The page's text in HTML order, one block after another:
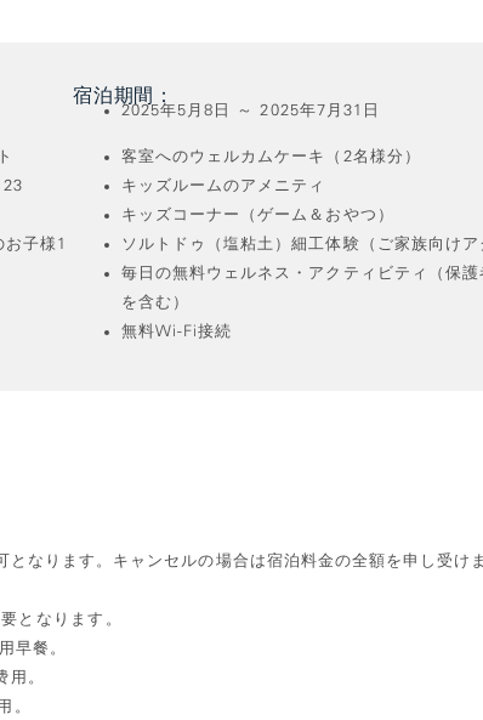
宿泊期間：
2025年5月8日 ～ 2025年7月31日
子様1
客室へのウェルカムケーキ（2名様分）
キッズルームのアメニティ
キッズコーナー（ゲーム＆おやつ）
ソルトドゥ（塩粘土）細工体験（ご家族向けア
毎日の無料ウェルネス・アクティビティ（保護
を含む）
無料Wi-Fi接続
なります。キャンセルの場合は宿泊料金の全額を申し受け
となります。
早餐。
用。
。